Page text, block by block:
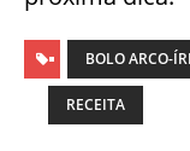
BOLO ARCO-
RECEITA